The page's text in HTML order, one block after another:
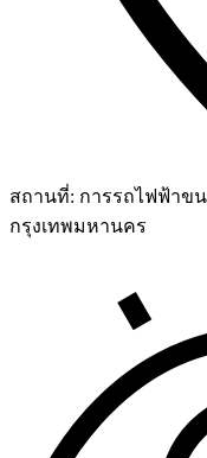
สถานที่: การรถไฟฟ้าข
กรุงเทพมหานคร